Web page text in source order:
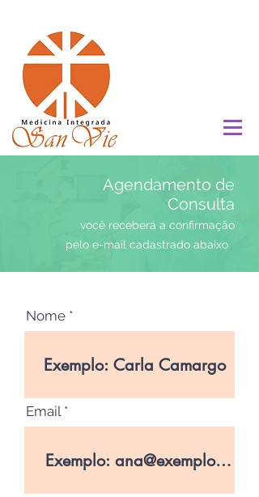
Agendamento de
Consulta
você receberá a confirmação
pelo e-mail cadastrado abaixo
Nome
Email